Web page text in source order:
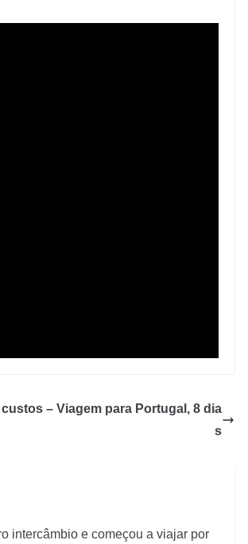
– Viagem para Portugal, 8 dia
s
intercâmbio e começou a viajar por